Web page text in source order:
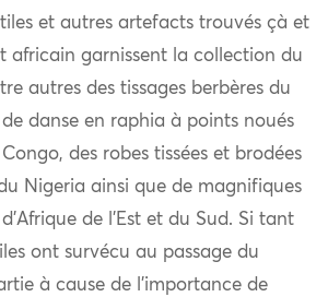
et autres artefacts trouvés çà et
africain garnissent la collection du
autres des tissages berbères du
danse en raphia à points noués
des robes tissées et brodées
Nigeria ainsi que de magnifiques
de l’Est et du Sud. Si tant
ont survécu au passage du
à cause de l’importance de